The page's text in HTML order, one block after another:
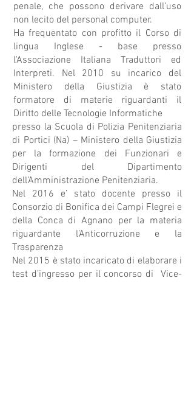
penale, che possono derivare dall’uso
non lecito del personal computer.
Ha frequentato con profitto il Corso di
lingua Inglese - base presso
l'Associazione Italiana Traduttori ed
Interpreti. Nel 2010 su incarico del
Ministero della Giustizia è stato
formatore di materie riguardanti il
Diritto delle Tecnologie Informatiche
presso la Scuola di Polizia Penitenziaria
di Portici (Na) – Ministero della Giustizia
per la formazione dei Funzionari e
Dirigenti del Dipartimento
dell’Amministrazione Penitenziaria.
Nel 2016 e’ stato docente presso il
Consorzio di Bonifica dei Campi Flegrei e
della Conca di Agnano per la materia
riguardante l’Anticorruzione e la
Trasparenza
Nel 2015 è stato incaricato di elaborare i
test d’ingresso per il concorso di Vice-